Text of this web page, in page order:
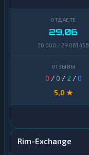
29,06
20 000 / 29 061 456
0 / 0 / 2 /0
5,0 ★
Rim-Exchange